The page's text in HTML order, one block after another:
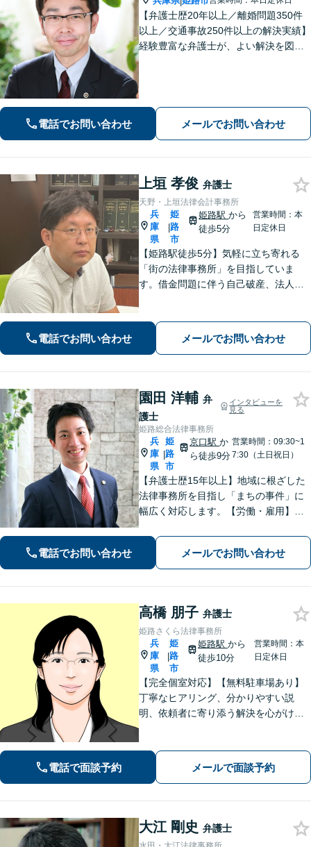
【弁護士歴20年以上／離婚問題350件
以上／交通事故250件以上の解決実績】
経験豊富な弁護士が、よい解決を図り
事故／借金・債務整理のご相談もお任
電話でお問い合わせ メールでお問い合わせ
上垣 孝俊 弁護士
天野・上垣法律会計事務所
兵
庫
県
|
姫
路
市
姫路駅から
徒歩5分
営業時間：本
日定休日
【姫路駅徒歩5分】気軽に立ち寄れる
「街の法律事務所」を目指していま
す。借金問題に伴う自己破産、法人破
しっかり耳を傾けサポートいたしま
す。【初回相談無料】【個室対応】
電話でお問い合わせ メールでお問い合わせ
園田 洋輔 弁
護士
インタビューを
見る
姫路総合法律事務所
兵
庫
県
|
姫
路
市
京口駅か
ら徒歩9分
営業時間：09:30~1
7:30（土日祝日）
【弁護士歴15年以上】地域に根ざした
法律事務所を目指し「まちの事件」に
幅広く対応します。【労働・雇用】残
せんか？正しい知識で正当な権利を主
張します。【相続・遺言】遺言書作成
のサポートはお任せください。
電話でお問い合わせ メールでお問い合わせ
高橋 朋子 弁護士
姫路さくら法律事務所
兵
庫
県
|
姫
路
市
姫路駅 から
徒歩10分
営業時間：本
日定休日
【完全個室対応】【無料駐車場あり】
丁寧なヒアリング、分かりやすい説
明、依頼者に寄り添う解決を心がけて
し、賃料請求、区分所有等）に関する
問題についてもご相談下さい。
電話で面談予約 メールで面談予約
大江 剛史 弁護士